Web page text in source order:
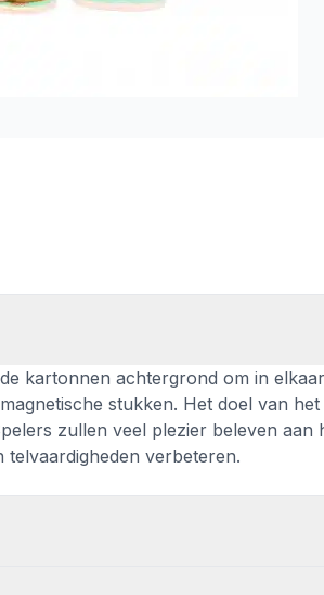
kartonnen achtergrond om in
stukken. Het doel van
zullen veel plezier beleven aan
telvaardigheden verbeteren.